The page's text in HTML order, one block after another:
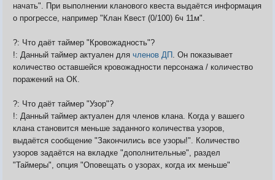
начать". При выполнении кланового квеста выдаётся информация
о прогрессе, например "Клан Квест (0/100) 6ч 11м".
?: Что даёт таймер "Кровожадность"?
!: Данный таймер актуален длячленов ДП . Он показывает
количество оставшейся кровожадности персонажа / количество
поражений на ОК.
?: Что даёт таймер "Узор"?
!: Данный таймер актуален для членов клана. Когда у вашего
клана становится меньше заданного количества узоров,
выдаётся сообщение "Закончились все узоры!". Количество
узоров задаётся на вкладке "дополнительные", раздел
"Таймеры", опция "Оповещать о узорах, когда их меньше"